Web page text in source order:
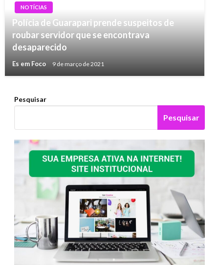
NOTÍCIAS
Polícia de Guarapari prende suspeitos de
roubar servidor que se encontrava
desaparecido
Es em Foco 9 de março de 2021
Pesquisar
Pesquisar